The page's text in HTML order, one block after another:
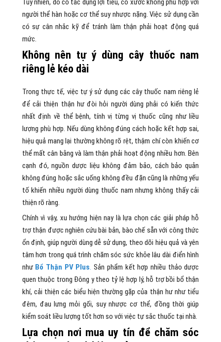
người thể hàn hoặc cơ thể suy nhược nặng. Việc sử dụng cần
có sự cân nhắc kỹ để tránh làm thận phải hoạt động quá
mức.
Không nên tự ý dùng cây thuốc nam
riêng lẻ kéo dài
Trong thực tế, việc tự ý sử dụng các cây thuốc nam riêng lẻ
để cải thiện thận hư đòi hỏi người dùng phải có kiến thức
nhất định về thể bệnh, tính vị từng vị thuốc cũng như liều
lượng phù hợp. Nếu dùng không đúng cách hoặc kết hợp sai,
hiệu quả mang lại thường không rõ rệt, thậm chí còn khiến cơ
thể mất cân bằng và làm thận phải hoạt động nhiều hơn. Bên
cạnh đó, nguồn dược liệu không đảm bảo, cách bảo quản
không đúng hoặc sắc uống không đều đặn cũng là những yếu
tố khiến nhiều người dùng thuốc nam nhưng không thấy cải
thiện rõ ràng.
Chính vì vậy, xu hướng hiện nay là lựa chọn các giải pháp hỗ
trợ thận được nghiên cứu bài bản, bào chế sẵn với công thức
ổn định, giúp người dùng dễ sử dụng, theo dõi hiệu quả và yên
tâm hơn trong quá trình chăm sóc sức khỏe lâu dài điển hình
như Bổ Thận PV Plus Sản phẩm kết hợp nhiều thảo dược
quen thuộc trong Đông y theo tỷ lệ hợp lý, hỗ trợ bồi bổ thận
khí, cải thiện các biểu hiện thường gặp của thận hư như tiểu
đêm, đau lưng mỏi gối, suy nhược cơ thể, đồng thời giúp
kiểm soát liều lượng tốt hơn so với việc tự sắc thuốc tại nhà.
Lựa chọn nơi mua uy tín để chăm sóc